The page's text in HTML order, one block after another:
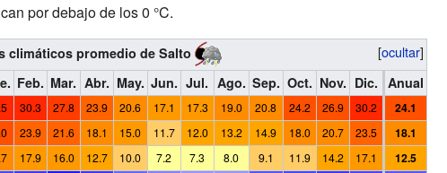
por debajo de los 0 °C.
[ocultar]
climáticos promedio de Salto
Feb. Mar. Abr. May. Jun. Jul. Ago. Sep. Oct. Nov. Dic. Anual
30.3 27.8 23.9 20.6 17.1 17.3 19.0 20.8 24.2 26.9 30.2 24.1
23.9 21.6 18.1 15.0 11.7 12.0 13.2 14.9 18.0 20.7 23.5 18.1
17.9 16.0 12.7 10.0 7.2 7.3 8.0 9.1 11.9 14.2 17.1 12.5